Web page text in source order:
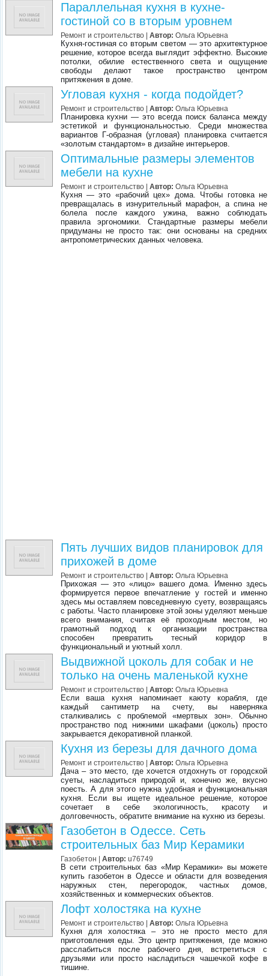
Параллельная кухня в кухне-
гостиной со в вторым уровнем
Ремонт и строительство| Автор: Ольга Юрьевна
Кухня-гостиная со вторым светом — это архитектурное
решение, которое всегда выглядит эффектно. Высокие
потолки, обилие естественного света и ощущение
свободы делают такое пространство центром
притяжения в доме.
Угловая кухня - когда подойдет?
Ремонт и строительство| Автор: Ольга Юрьевна
Планировка кухни — это всегда поиск баланса между
эстетикой и функциональностью. Среди множества
вариантов Г-образная (угловая) планировка считается
«золотым стандартом» в дизайне интерьеров.
Оптимальные размеры элементов
мебели на кухне
Ремонт и строительство| Автор: Ольга Юрьевна
Кухня — это «рабочий цех» дома. Чтобы готовка не
превращалась в изнурительный марафон, а спина не
болела после каждого ужина, важно соблюдать
правила эргономики. Стандартные размеры мебели
придуманы не просто так: они основаны на средних
антропометрических данных человека.
Пять лучших видов планировок для
прихожей в доме
Ремонт и строительство| Автор: Ольга Юрьевна
Прихожая — это «лицо» вашего дома. Именно здесь
формируется первое впечатление у гостей и именно
здесь мы оставляем повседневную суету, возвращаясь
с работы. Часто планировке этой зоны уделяют меньше
всего внимания, считая её проходным местом, но
грамотный подход к организации пространства
способен превратить тесный коридор в
функциональный и уютный холл.
Выдвижной цоколь для собак и не
только на очень маленькой кухне
Ремонт и строительство| Автор: Ольга Юрьевна
Если ваша кухня напоминает каюту корабля, где
каждый сантиметр на счету, вы наверняка
сталкивались с проблемой «мертвых зон». Обычно
пространство под нижними шкафами (цоколь) просто
закрывается декоративной планкой.
Кухня из березы для дачного дома
Ремонт и строительство| Автор: Ольга Юрьевна
Дача – это место, где хочется отдохнуть от городской
суеты, насладиться природой и, конечно же, вкусно
поесть. А для этого нужна удобная и функциональная
кухня. Если вы ищете идеальное решение, которое
сочетает в себе экологичность, красоту и
долговечность, обратите внимание на кухню из березы.
Газобетон в Одессе. Сеть
строительных баз Мир Керамики
Газобетон | Автор: u76749
В сети строительных баз «Мир Керамики» вы можете
купить газобетон в Одессе и области для возведения
наружных стен, перегородок, частных домов,
хозяйственных и коммерческих объектов.
Лофт холостяка на кухне
Ремонт и строительство| Автор: Ольга Юрьевна
Кухня для холостяка – это не просто место для
приготовления еды. Это центр притяжения, где можно
расслабиться после рабочего дня, встретиться с
друзьями или просто насладиться чашечкой кофе в
тишине.